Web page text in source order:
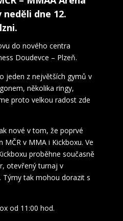
neděli dne 12.
do nového centra
Doudevce – Plzeň.
jeden z největších gymů v
několika ringy,
proto velkou radost zde
nové v tom, že poprvé
v MMA i Kickboxu. Ve
proběhne současně
otevřený turnaj v
Týmy tak mohou dorazit s
od 11:00 hod.